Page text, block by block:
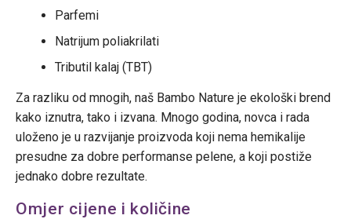
Parfemi
Natrijum poliakrilati
Tributil kalaj (TBT)
Za razliku od mnogih, naš Bambo Nature je ekološki brend
kako iznutra, tako i izvana. Mnogo godina, novca i rada
uloženo je u razvijanje proizvoda koji nema hemikalije
presudne za dobre performanse pelene, a koji postiže
jednako dobre rezultate.
Omjer cijene i količine